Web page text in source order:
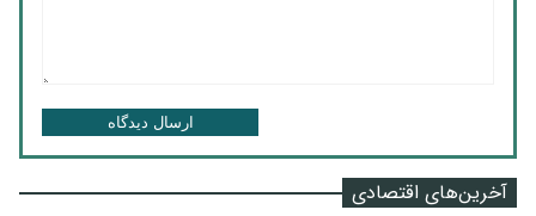
ارسال دیدگاه
آخرین‌های اقتصادی